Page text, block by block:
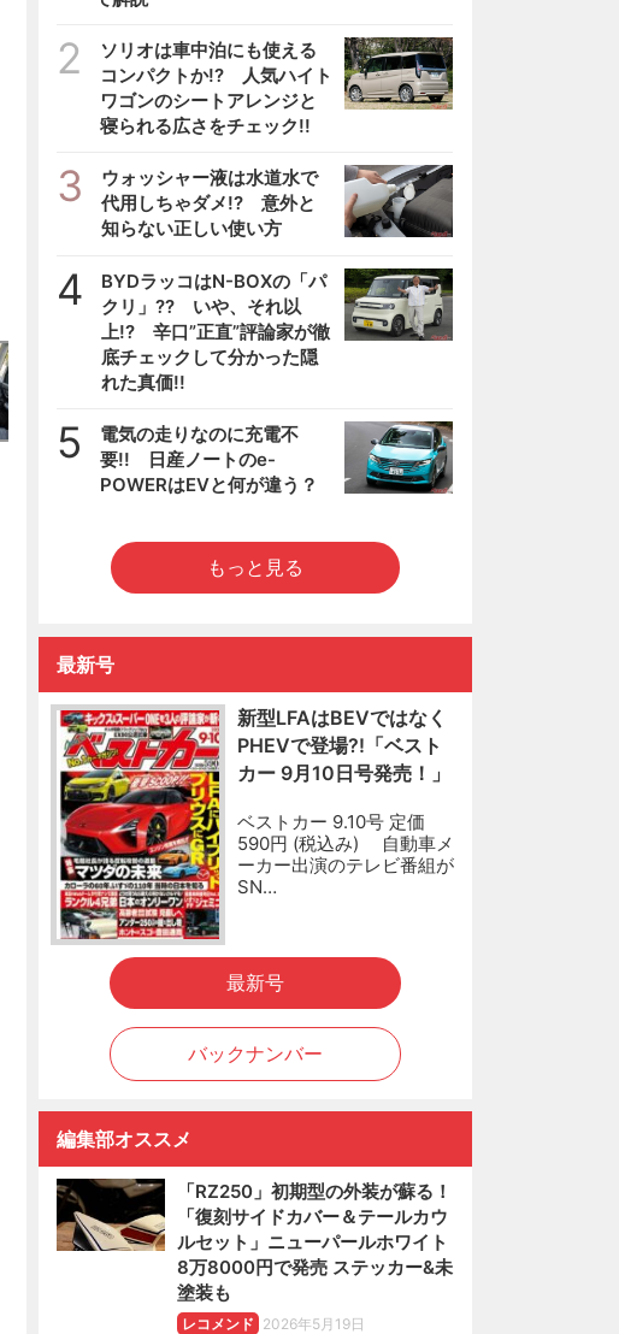
2
ソリオは車中泊にも使える
コンパクトか!? 人気ハイト
ワゴンのシートアレンジと
寝られる広さをチェック!!
3
ウォッシャー液は水道水で
代用しちゃダメ!? 意外と
知らない正しい使い方
4
BYDラッコはN-BOXの「パ
クリ」?? いや、それ以
上!? 辛口”正直”評論家が徹
底チェックして分かった隠
れた真価!!
5
電気の走りなのに充電不
要!! 日産ノートのe-
POWERはEVと何が違う？
もっと見る
最新号
新型LFAはBEVではなく
PHEVで登場?!「ベスト
カー 9月10日号発売！」
ベストカー 9.10号 定価
590円 (税込み) 自動車メ
ーカー出演のテレビ番組が
SN…
最新号
バックナンバー
編集部オススメ
「RZ250」初期型の外装が蘇る！
「復刻サイドカバー＆テールカウ
ルセット」ニューパールホワイト
8万8000円で発売 ステッカー&未
塗装も
レコメンド 2026年5月19日